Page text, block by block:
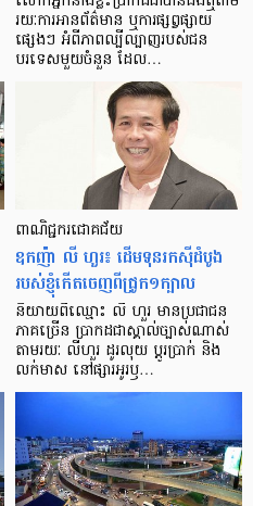
រយៈ​ការ​អាន​ព័ត៌មាន ឬ​ការ​ផ្សព្វផ្សាយ​
ផ្សេងៗ អំពី​ភាព​ល្បីល្បាញ​របស់​ជន​
បរទេស​មួយ​ចំនួន ដែល…
ពាណិជ្ជករជោគជ័យ
ឧកញ៉ា លី ហួរ៖ ដើមទុនរកស៊ីដំបូង
របស់ខ្ញុំកើតចេញពីជ្រូក១ក្បាល
និយាយ​ពី​ឈ្មោះ លី ហួរ មាន​ប្រជាជន​
ភាគ​ច្រើន ប្រាកដ​ជា​ស្គាល់​ច្បាស់​ណាស់
តាមរយៈ លីហួរ ដូរ​លុយ ប្តូរ​បា្រក់ និង​
លក់​មាស នៅ​ផ្សារ​អូរ​ឫ…